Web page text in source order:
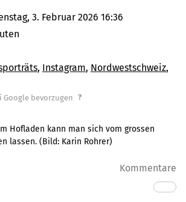
3. Februar 2026 16:36
Instagram Nordwestschweiz
bevorzugen ?
Hofladen kann man sich vom grossen
lassen. (Bild: Karin Rohrer)
Kommentare